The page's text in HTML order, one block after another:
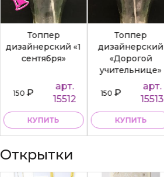
Топпер
дизайнерский
«Дорогой
150₽
арт.
15513
КУПИТЬ
ТОППЕР
«МАМУЛЕ»
100₽
арт.
12066
КУПИТЬ
Открытки